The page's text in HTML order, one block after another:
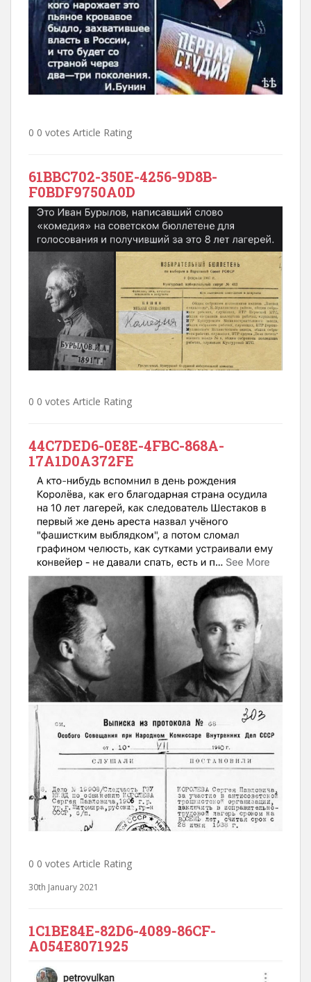
0 0 votes Article Rating
61BBC702-350E-4256-9D8B-
F0BDF9750A0D
0 0 votes Article Rating
44C7DED6-0E8E-4FBC-868A-
17A1D0A372FE
0 0 votes Article Rating
30th January 2021
1C1BE84E-82D6-4089-86CF-
A054E8071925